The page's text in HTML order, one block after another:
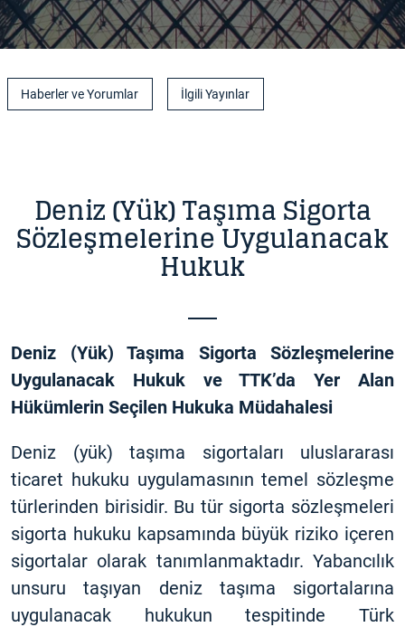
Haberler ve Yorumlar İlgili Yayınlar
Deniz (Yük) Taşıma Sigorta
Sözleşmelerine Uygulanacak
Hukuk
Deniz (Yük) Taşıma Sigorta Sözleşmelerine
Uygulanacak Hukuk ve TTK’da Yer Alan
Hükümlerin Seçilen Hukuka Müdahalesi
Deniz (yük) taşıma sigortaları uluslararası
ticaret hukuku uygulamasının temel sözleşme
türlerinden birisidir. Bu tür sigorta sözleşmeleri
sigorta hukuku kapsamında büyük riziko içeren
sigortalar olarak tanımlanmaktadır. Yabancılık
unsuru taşıyan deniz taşıma sigortalarına
uygulanacak hukukun tespitinde Türk